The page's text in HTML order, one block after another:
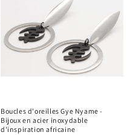
Boucles d'oreilles Gye Nyame -
Bijoux en acier inoxydable
d'inspiration africaine